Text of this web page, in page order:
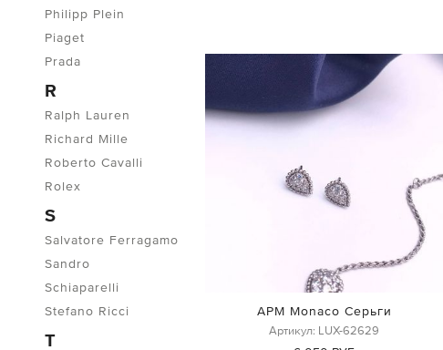
Philipp Plein
Piaget
Prada
R
Ralph Lauren
Richard Mille
Roberto Cavalli
Rolex
S
Salvatore Ferragamo
Sandro
Schiaparelli
Stefano Ricci
T
APM Monaco Серьги
Артикул: LUX-62629